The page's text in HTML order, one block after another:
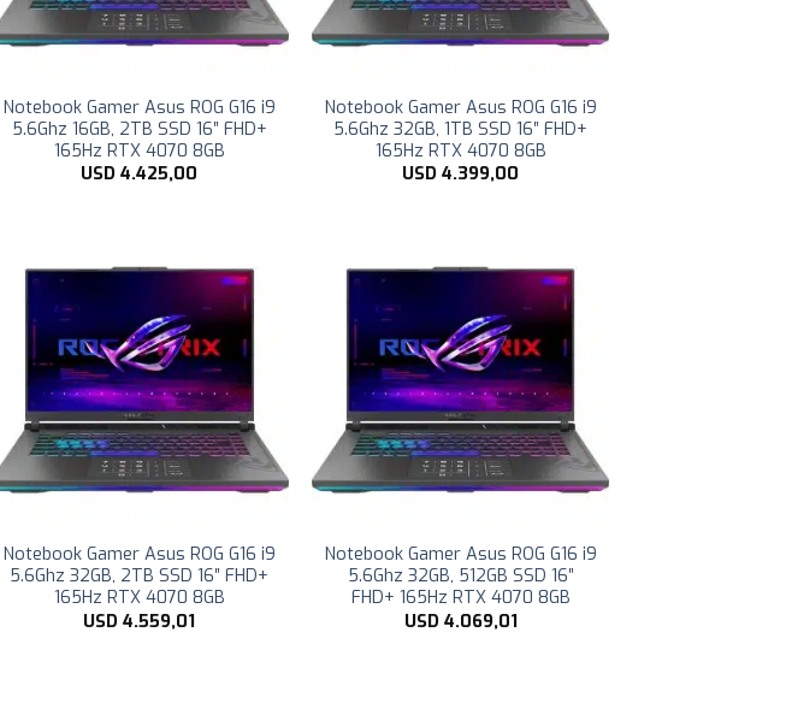
Notebook Gamer Asus ROG G16 i9
5.6Ghz 16GB, 2TB SSD 16″ FHD+
165Hz RTX 4070 8GB
USD4.425,00
Notebook Gamer Asus ROG G16 i9
5.6Ghz 32GB, 1TB SSD 16″ FHD+
165Hz RTX 4070 8GB
USD4.399,00
Notebook Gamer Asus ROG G16 i9
5.6Ghz 32GB, 2TB SSD 16″ FHD+
165Hz RTX 4070 8GB
USD4.559,01
Notebook Gamer Asus ROG G16 i9
5.6Ghz 32GB, 512GB SSD 16″
FHD+ 165Hz RTX 4070 8GB
USD 4.069,01